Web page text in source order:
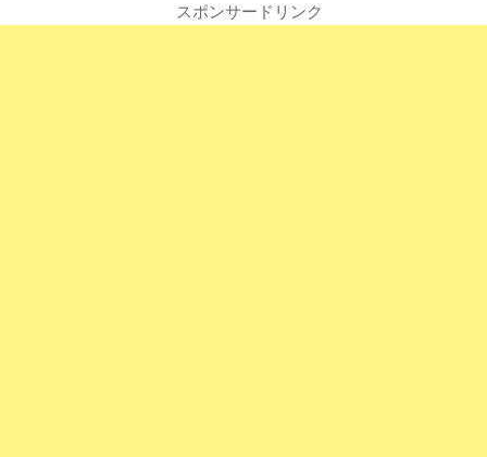
スポンサードリンク